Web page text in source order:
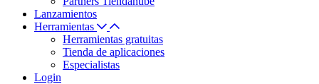
Lanzamientos
Herramientas
Herramientas gratuitas
Tienda de aplicaciones
Especialistas
Login